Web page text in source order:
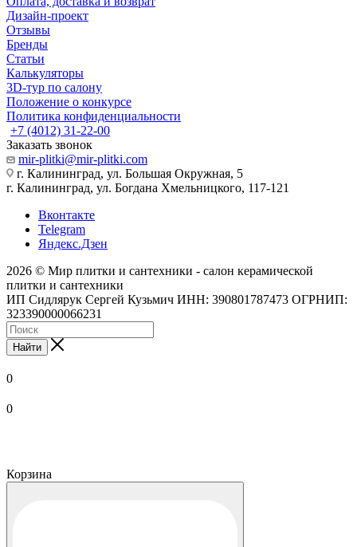
Дизайн-проект
Отзывы
Бренды
Статьи
Калькуляторы
3D-тур по салону
Положение о конкурсе
Политика конфиденциальности
+7 (4012) 31-22-00
Заказать звонок
mir-plitki@mir-plitki.com
г. Калининград, ул. Большая Окружная, 5
г. Калининград, ул. Богдана Хмельницкого, 117-121
Вконтакте
Telegram
Яндекс.Дзен
2026 © Мир плитки и сантехники - салон керамической
плитки и сантехники
ИП Сидлярук Сергей Кузьмич ИНН: 390801787473 ОГРНИП:
323390000066231
Найти
0
0
Корзина